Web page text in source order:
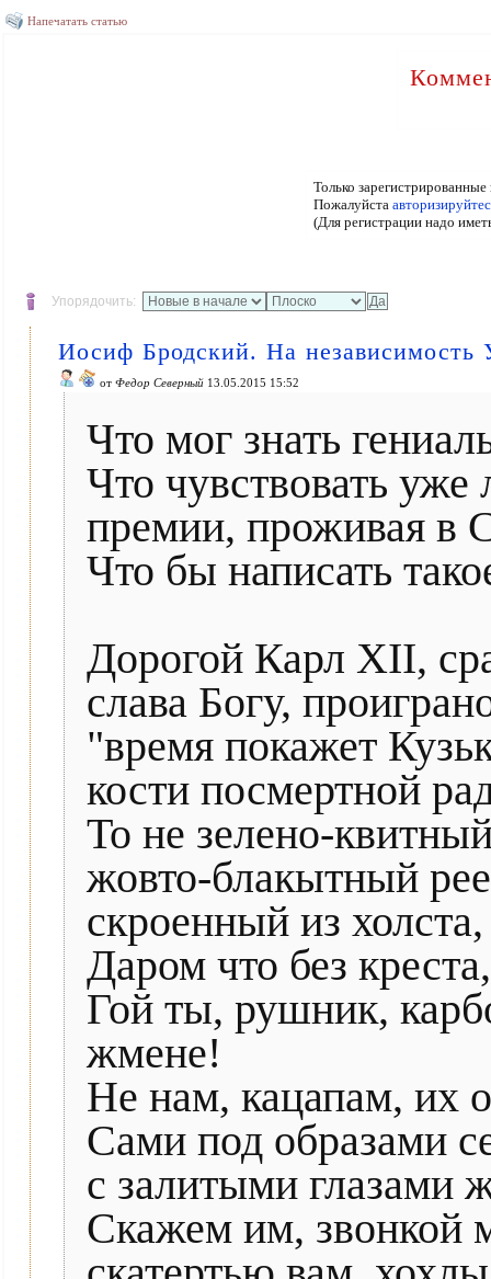
Напечатать статью
Только
Пожалуйста
(Для регистрации надо
Упорядочить:
Иосиф Бродский. На независимость
от Федор Северный 13.05.2015 15:52
Что мог знать
Что чувствовать уже
премии, проживая
Что бы написать
Дорогой Карл XII,
слава Богу,
"время покажет
кости посмертной
То не зелено-
жовто-блакытный
скроенный из
Даром что без
Гой ты, рушник,
жмене!
Не нам, кацапам, их
Сами под образами
с залитыми глазами
Скажем им, звонкой